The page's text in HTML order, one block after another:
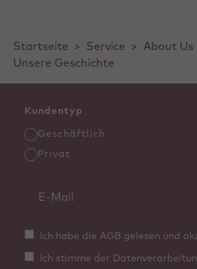
Startseite > Service > About Us
Unsere Geschichte
Kundentyp
Geschäftlich
Privat
Ich habe die AGB gelesen und
Ich stimme der